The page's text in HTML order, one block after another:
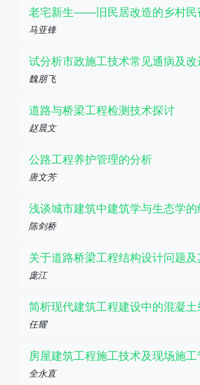
老宅新生——旧民居改造的乡村民
马亚锋
试分析市政施工技术常见通病及改
魏朋飞
道路与桥梁工程检测技术探讨
赵晨文
公路工程养护管理的分析
唐文芳
浅谈城市建筑中建筑学与生态学的
陈剑桥
关于道路桥梁工程结构设计问题
庞江
简析现代建筑工程建设中的混凝土
任耀
房屋建筑工程施工技术及现场施
全永直